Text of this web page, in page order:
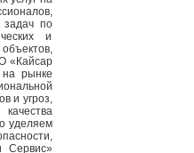
по
и
«Кайсар
рынке
и угроз,
уделяем
Сервис»